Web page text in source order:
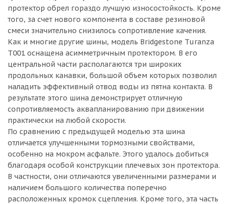
протектор обрел гораздо лучшую износостойкость. Кроме
того, за счет нового компонента в составе резиновой
смеси значительно снизилось сопротивление качения.
Как и многие другие шины, модель Bridgestone Turanza
T001 оснащена асимметричным протектором. В его
центральной части располагаются три широких
продольных канавки, большой объем которых позволил
наладить эффективный отвод воды из пятна контакта. В
результате этого шина демонстрирует отличную
сопротивляемость аквапланированию при движении
практически на любой скорости.
По сравнению с предыдущей моделью эта шина
отличается улучшенными тормозными свойствами,
особенно на мокром асфальте. Этого удалось добиться
благодаря особой конструкции плечевых зон протектора.
В частности, они отличаются увеличенными размерами и
наличием большого количества поперечно
расположенных кромок сцепления. Кроме того, эта часть